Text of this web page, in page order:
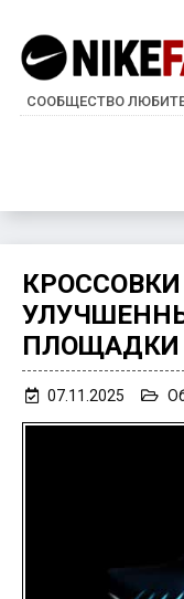
СООБЩЕСТВО
КРОССОВКИ
ПЛОЩАДКИ
07.11.2025